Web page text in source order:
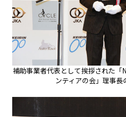
補助事業者代表として挨拶された「
ンティアの会」理事長